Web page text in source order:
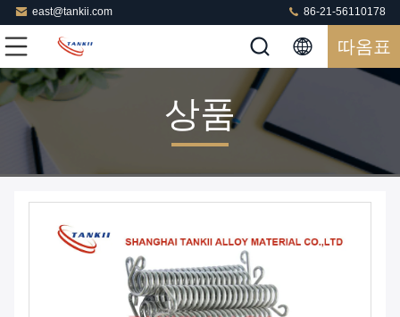
east@tankii.com 86-21-56110178
따옴표
상품